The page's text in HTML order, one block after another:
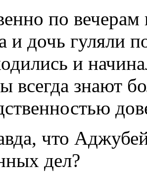
по вечерам
и дочь гуляли
и
знают
что
дел?